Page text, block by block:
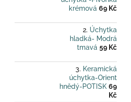
krémová 69 Kč
Úchytka
hladká- Modrá
tmavá 59 Kč
Keramická
úchytka-Orient
hnědý-POTISK 69
Kč